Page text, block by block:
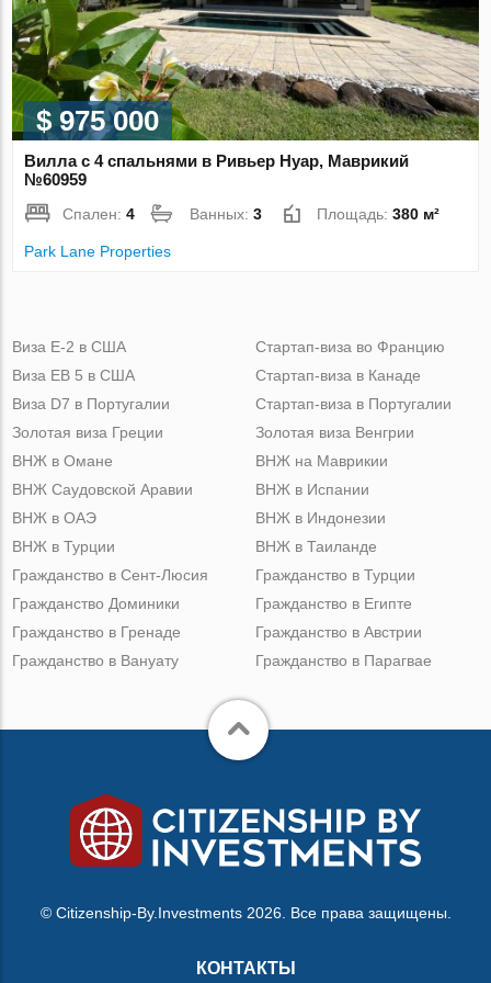
$ 975 000
Вилла с 4 спальнями в Ривьер Нуар, Маврикий
№60959
Спален:4 Ванных:3 Площадь:380 м²
Park Lane Properties
Виза Е-2 в США
Виза ЕВ 5 в США
Виза D7 в Португалии
Золотая виза Греции
Стартап-виза во Францию
Стартап-виза в Канаде
Стартап-виза в Португалии
Золотая виза Венгрии
ВНЖ в Омане
ВНЖ Саудовской Аравии
ВНЖ в ОАЭ
ВНЖ в Турции
ВНЖ на Маврикии
ВНЖ в Испании
ВНЖ в Индонезии
ВНЖ в Таиланде
Гражданство в Сент-Люсия
Гражданство Доминики
Гражданство в Гренаде
Гражданство в Вануату
Гражданство в Турции
Гражданство в Египте
Гражданство в Австрии
Гражданство в Парагвае
© Citizenship-By.Investments 2026. Все права защищены.
КОНТАКТЫ